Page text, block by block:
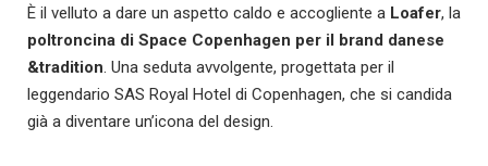
È il velluto a dare un aspetto caldo e accogliente a Loafer, la
poltroncina di Space Copenhagen per il brand danese
&tradition. Una seduta avvolgente, progettata per il
leggendario SAS Royal Hotel di Copenhagen, che si candida
già a diventare un’icona del design.